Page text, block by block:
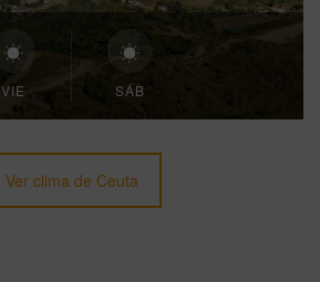
VIE SÁB
Ver clima de Ceuta